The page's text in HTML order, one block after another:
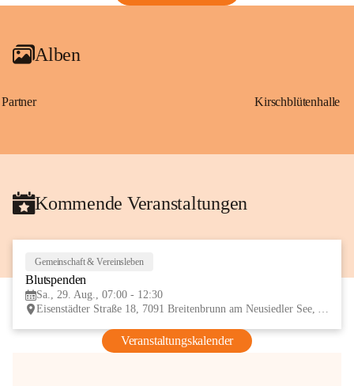
Alben
Partner Kirschblütenhalle
Kommende Veranstaltungen
Gemeinschaft & Vereinsleben
Blutspenden
Sa., 29. Aug., 07:00 - 12:30
Eisenstädter Straße 18, 7091 Breitenbrunn am Neusiedler See, AUT
Veranstaltungskalender